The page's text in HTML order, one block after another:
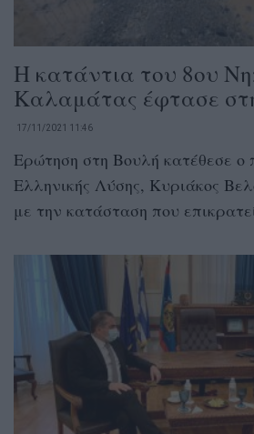
Η κατάντια του 8ου
Καλαμάτας έφτασε
17/11/2021 11:46
Ερώτηση στη Βουλή κατέθεσε ο
Ελληνικής Λύσης, Κυριάκος
με την κατάσταση που